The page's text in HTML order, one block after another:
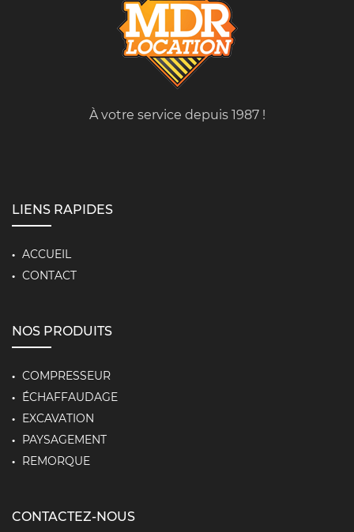
À votre service depuis 1987 !
LIENS RAPIDES
ACCUEIL
CONTACT
NOS PRODUITS
COMPRESSEUR
ÉCHAFFAUDAGE
EXCAVATION
PAYSAGEMENT
REMORQUE
CONTACTEZ-NOUS